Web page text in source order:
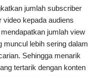
jumlah subscriber
kepada audiens
jumlah view
muncul lebih sering dalam
Sehingga menarik
tertarik dengan konten